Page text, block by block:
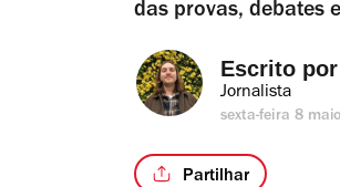
das provas, debates
Escrito por
Jornalista
sexta-feira 8
Partilhar